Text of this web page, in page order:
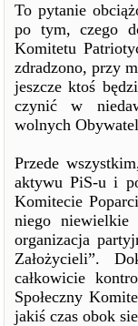
To pytanie
po tym, czego
Komitetu
zdradzono, przy
jeszcze ktoś
czynić w
wolnych
Przede
aktywu PiS-u i
Komitecie
niego
organizacja
Założycieli”.
całkowicie
Społeczny
jakiś czas obok